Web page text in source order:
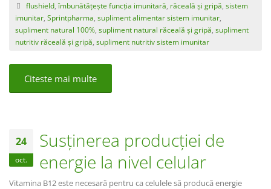
flushield,îmbunătățește funcția imunitară răceală și gripă sistem
imunitar Sprintpharma supliment alimentar sistem imunitar
supliment natural 100% supliment natural răceală și gripă supliment
nutritiv răceală și gripă supliment nutritiv sistem imunitar
Citeste mai multe
24
oct.
Susținerea producției de
energie la nivel celular
Vitamina B12 este necesară pentru ca celulele să producă energie